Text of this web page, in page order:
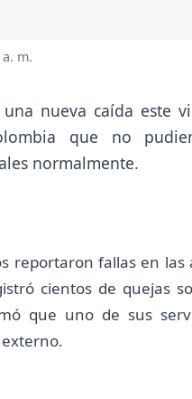
m.
nueva caída este
que no
normalmente.
reportaron fallas en las
cientos de quejas
que uno de sus